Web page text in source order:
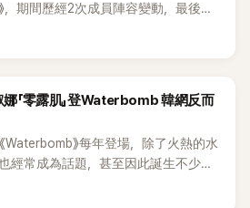
，期間歷經2次成員陣容變動，最後一
出的〈Skiid〉。沒想到出道不到2年，
「零露肌」登Waterbomb 韓網反而
Waterbomb》每年登場，除了火熱的水
經常成為話題，甚至因此誕生不少
男神」。過去包括泫雅、宣